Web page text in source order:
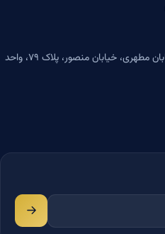
تهران، خیابان ولیعصر، ابتدای خیابان مطهری، خیابان منصور، پلاک ۷۹، واحد